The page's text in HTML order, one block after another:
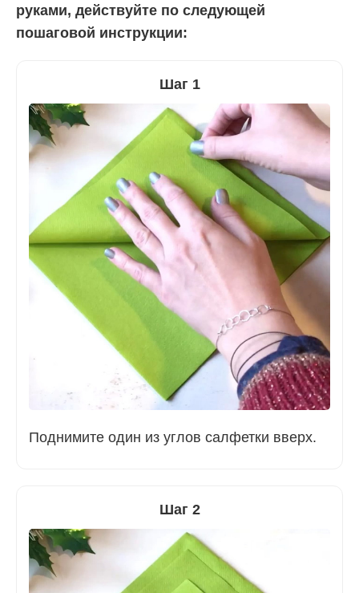
руками, действуйте по следующей
пошаговой инструкции:
Шаг 1
Поднимите один из углов салфетки вверх.
Шаг 2